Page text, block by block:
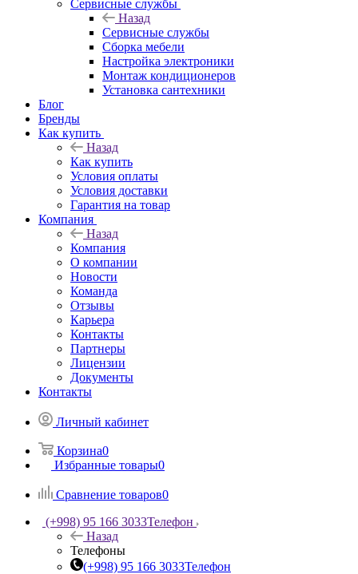
Сервисные службы
Назад
Сервисные службы
Сборка мебели
Настройка электроники
Монтаж кондиционеров
Установка сантехники
Блог
Бренды
Как купить
Назад
Как купить
Условия оплаты
Условия доставки
Гарантия на товар
Компания
Назад
Компания
О компании
Новости
Команда
Отзывы
Карьера
Контакты
Партнеры
Лицензии
Документы
Контакты
Личный кабинет
Корзина0
Избранные товары0
Сравнение товаров0
(+998) 95 166 3033Телефон
Назад
Телефоны
(+998) 95 166 3033Телефон